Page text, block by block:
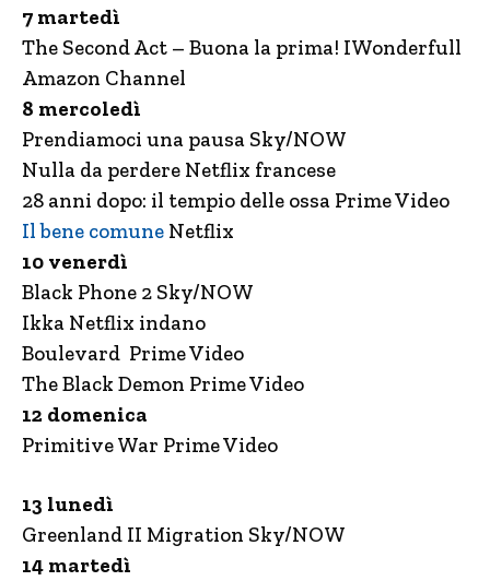
7 martedì
The Second Act – Buona la prima! IWonderfull
Amazon Channel
8 mercoledì
Prendiamoci una pausa Sky/NOW
Nulla da perdere Netflix francese
28 anni dopo: il tempio delle ossa Prime Video
Il bene comune Netflix
10 venerdì
Black Phone 2 Sky/NOW
Ikka Netflix indano
Boulevard Prime Video
The Black Demon Prime Video
12 domenica
Primitive War Prime Video
13 lunedì
Greenland II Migration Sky/NOW
14 martedì